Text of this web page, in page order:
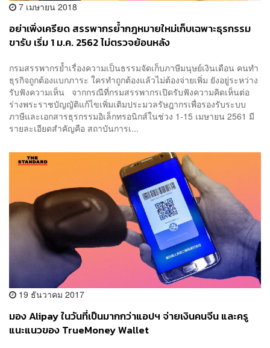
7 เมษายน 2018
อย่าเพิ่งเครียด สรรพากรย้ำกฎหมายใหม่เก็บเฉพาะธุรกรรม
ขารับ เริ่ม 1 ม.ค. 2562 ไม่ตรวจย้อนหลัง
กรมสรรพากรย้ำเรื่องความเป็นธรรมจัดเก็บภาษีมนุษย์เงินเดือน คนทำ
ธุรกิจถูกต้องแบกภาระ ใครทำถูกต้องแล้วไม่ต้องจ่ายเพิ่ม ยังอยู่ระหว่าง
รับฟังความเห็น จากกรณีที่กรมสรรพากรเปิดรับฟังความคิดเห็นต่อ
ร่างพระราชบัญญัติแก้ไขเพิ่มเติมประมวลรัษฎากรเพื่อรองรับระบบ
ภาษีและเอกสารธุรกรรมอิเล็กทรอนิกส์ในช่วง 1-15 เมษายน 2561 มี
รายละเอียดสำคัญคือ สถาบันการเ...
19 ธันวาคม 2017
มอง Alipay ในวันที่เป็นมากกว่าแอปฯ จ่ายเงินคนจีน และครู
แนะแนวของ TrueMoney Wallet